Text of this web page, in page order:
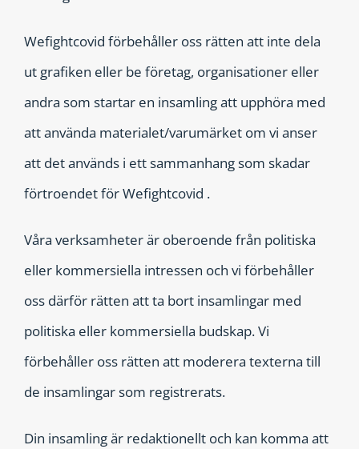
Wefightcovid förbehåller oss rätten att inte dela
ut grafiken eller be företag, organisationer eller
andra som startar en insamling att upphöra med
att använda materialet/varumärket om vi anser
att det används i ett samman­hang som skadar
förtroendet för Wefightcovid .
Våra verksamheter är oberoende från politiska
eller kommersiella intressen och vi förbehåller
oss därför rätten att ta bort insamlingar med
politiska eller kommersiella budskap. Vi
förbehåller oss rätten att moderera texterna till
de insamlingar som registrerats.
Din insamling är redaktionellt och kan komma att